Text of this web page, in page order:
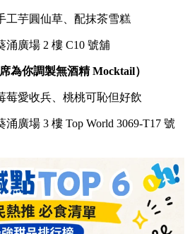
工芋圓仙草、配抹茶雪糕
涌廣場 2 樓 C10 號舖
為你調製無酒精 Mocktail）
莓愛收兵、桃桃可恥但好飲
涌廣場 3 樓 Top World 3069-T17 號